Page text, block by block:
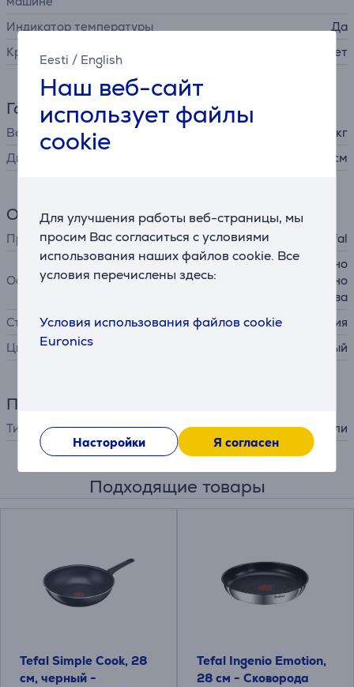
Eesti / English
Наш веб-сайт
использует файлы
cookie
Для улучшения работы веб-страницы, мы
просим Вас согласиться с условиями
использования наших файлов cookie. Все
условия перечислены здесь:
Условия использования файлов cookie
Euronics
Насторойки Я согласен
Индикатор температуры
Да
Крышка в комплекте
Нет
Габариты
Вес
1,027 кг
Диаметр
28 см
Общий параметр
Производитель Tefal
Особенности
керамическое антипригарно
е покрытие, край для удобно
го слива
Страна производства
Франция
Цвет
черный
Принадлежности
Тип принадлежности для варочной панели
Подходящие товары
Tefal Simple Cook, 28
см, черный -
Tefal Ingenio Emotion,
28 см - Сковорода